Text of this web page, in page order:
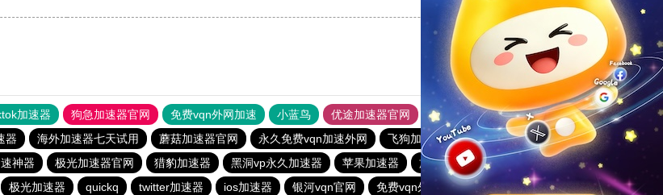
加速器 狗急加速器官网 免费vqn外网加速 小蓝鸟 优途加速器官网 风驰加速器 旋风加速器
八戒看书
器 海外加速器七天试用 蘑菇加速器官网 永久免费vqn加速外网 飞狗加速器 quickq
海鸥加速器
神器 极光加速器官网 猎豹加速器 黑洞vp永久加速器 苹果加速器 旋风vqn官网
vqn加速免费版
极光加速器 quickq twitter加速器 ios加速器 银河vqn官网 免费vqn外网 云梯加速器 闪电加速器